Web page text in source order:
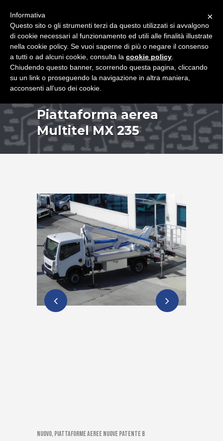
Piattaforma aerea
Multitel MX 235
Nuovo, Piattaforme aeree nuove patente B
×
Informativa
Questo sito o gli strumenti terzi da questo utilizzati si avvalgono
di cookie necessari al funzionamento ed utili alle finalità illustrate
nella cookie policy. Se vuoi saperne di più o negare il consenso
a tutti o ad alcuni cookie, consulta la cookie policy
Chiudendo questo banner, scorrendo questa pagina, cliccando
su un link o proseguendo la navigazione in altra maniera,
acconsenti all’uso dei cookie.